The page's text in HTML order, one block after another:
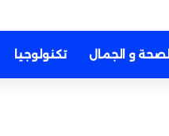
الصحة و الجمال تكنولوجيا